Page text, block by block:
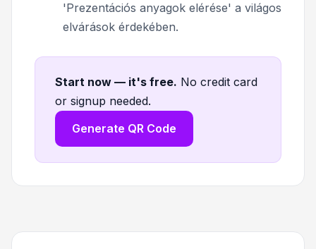
'Prezentációs anyagok elérése' a világos
elvárások érdekében.
Start now — it's free. No credit card
or signup needed.
Generate QR Code